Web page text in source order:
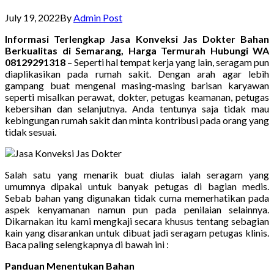
July 19, 2022By Admin Post
Informasi Terlengkap Jasa Konveksi Jas Dokter Bahan
Berkualitas di Semarang, Harga Termurah Hubungi WA
08129291318 – Seperti hal tempat kerja yang lain, seragam pun
diaplikasikan pada rumah sakit. Dengan arah agar lebih
gampang buat mengenal masing-masing barisan karyawan
seperti misalkan perawat, dokter, petugas keamanan, petugas
kebersihan dan selanjutnya. Anda tentunya saja tidak mau
kebingungan rumah sakit dan minta kontribusi pada orang yang
tidak sesuai.
Salah satu yang menarik buat diulas ialah seragam yang
umumnya dipakai untuk banyak petugas di bagian medis.
Sebab bahan yang digunakan tidak cuma memerhatikan pada
aspek kenyamanan namun pun pada penilaian selainnya.
Dikarnakan itu kami mengkaji secara khusus tentang sebagian
kain yang disarankan untuk dibuat jadi seragam petugas klinis.
Baca paling selengkapnya di bawah ini :
Panduan Menentukan Bahan